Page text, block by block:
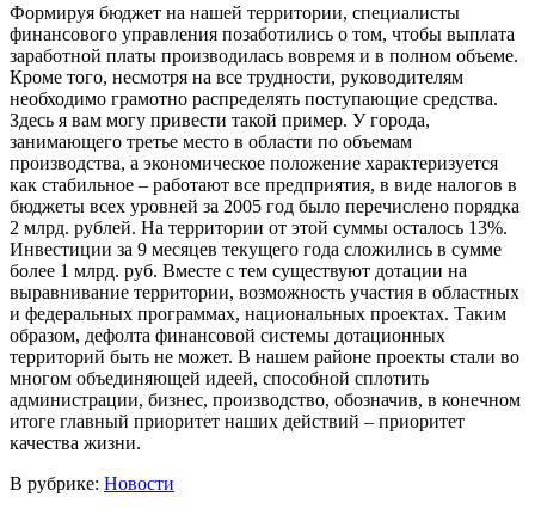
Формируя бюджет на нашей территории, специалисты
финансового управления позаботились о том, чтобы выплата
заработной платы производилась вовремя и в полном объеме.
Кроме того, несмотря на все трудности, руководителям
необходимо грамотно распределять поступающие средства.
Здесь я вам могу привести такой пример. У города,
занимающего третье место в области по объемам
производства, а экономическое положение характеризуется
как стабильное – работают все предприятия, в виде налогов в
бюджеты всех уровней за 2005 год было перечислено порядка
2 млрд. рублей. На территории от этой суммы осталось 13%.
Инвестиции за 9 месяцев текущего года сложились в сумме
более 1 млрд. руб. Вместе с тем существуют дотации на
выравнивание территории, возможность участия в областных
и федеральных программах, национальных проектах. Таким
образом, дефолта финансовой системы дотационных
территорий быть не может. В нашем районе проекты стали во
многом объединяющей идеей, способной сплотить
администрации, бизнес, производство, обозначив, в конечном
итоге главный приоритет наших действий – приоритет
качества жизни.
В рубрике: Новости